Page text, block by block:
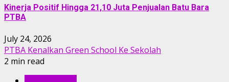
Kinerja Positif Hingga 21,10 Juta Penjualan Batu Bara
PTBA
July 24, 2026
PTBA Kenalkan Green School Ke Sekolah
2 min read